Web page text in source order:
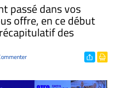
passé dans vos
offre, en ce début
des